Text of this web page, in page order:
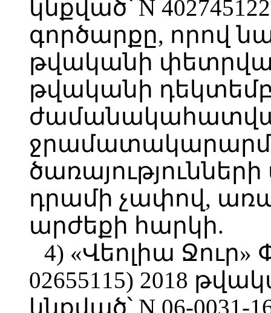
կնքված՝ N
գործարքը, որով
թվականի
թվականի
ծառայությունների
դրամի չափով,
արժեքի հարկի.
4) «Վեոլիա
02655115) 2018
կնքված՝ N 06-